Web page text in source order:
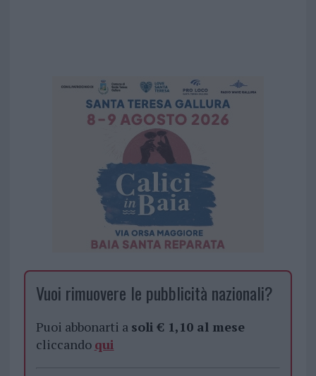
Vuoi rimuovere le pubblicità nazionali?
Puoi abbonarti a soli € 1,10 al mese
cliccando qui